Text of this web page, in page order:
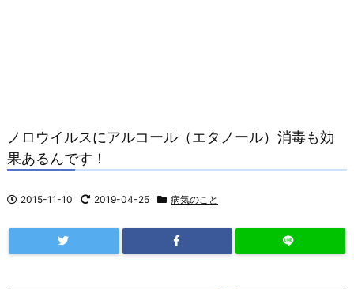
ノロウイルスにアルコール（エタノール）消毒も効
果あるんです！
2015-11-10 2019-04-25 病気のこと